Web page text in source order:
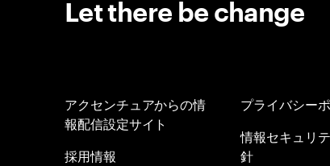
Let there be change
アクセンチュアからの情
報配信設定サイト
採用情報
プライバシー
情報セキュリ
針